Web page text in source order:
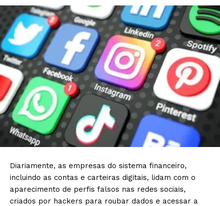
Diariamente, as empresas do sistema financeiro,
incluindo as contas e carteiras digitais, lidam com o
aparecimento de perfis falsos nas redes sociais,
criados por hackers para roubar dados e acessar a